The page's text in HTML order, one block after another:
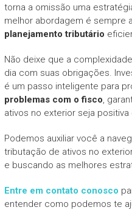
torna a omissão uma
melhor abordagem é sempre
planejamento tributário
Não deixe que a
dia com suas obrigações.
é um passo inteligente para
problemas com o fisco,
ativos no exterior seja positiva
Podemos auxiliar você a
tributação de ativos no
e buscando as melhores
Entre em contato conosco
entender como podemos te